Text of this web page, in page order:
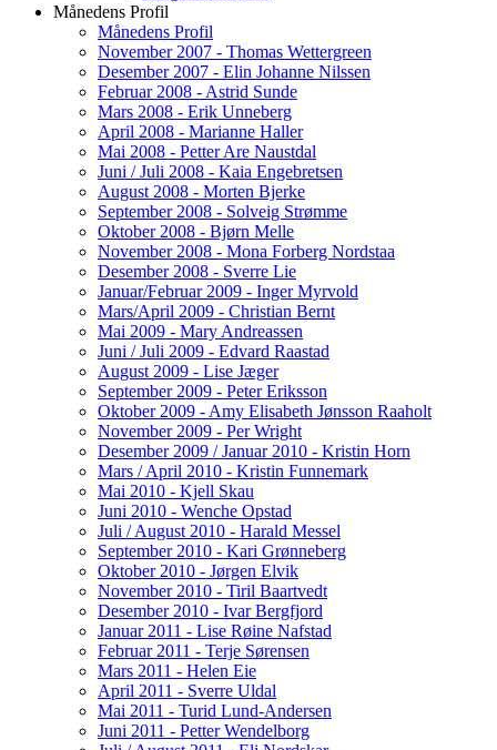
Månedens Profil
Månedens Profil
November 2007 - Thomas Wettergreen
Desember 2007 - Elin Johanne Nilssen
Februar 2008 - Astrid Sunde
Mars 2008 - Erik Unneberg
April 2008 - Marianne Haller
Mai 2008 - Petter Are Naustdal
Juni / Juli 2008 - Kaia Engebretsen
August 2008 - Morten Bjerke
September 2008 - Solveig Strømme
Oktober 2008 - Bjørn Melle
November 2008 - Mona Forberg Nordstaa
Desember 2008 - Sverre Lie
Januar/Februar 2009 - Inger Myrvold
Mars/April 2009 - Christian Bernt
Mai 2009 - Mary Andreassen
Juni / Juli 2009 - Edvard Raastad
August 2009 - Lise Jæger
September 2009 - Peter Eriksson
Oktober 2009 - Amy Elisabeth Jønsson Raaholt
November 2009 - Per Wright
Desember 2009 / Januar 2010 - Kristin Horn
Mars / April 2010 - Kristin Funnemark
Mai 2010 - Kjell Skau
Juni 2010 - Wenche Opstad
Juli / August 2010 - Harald Messel
September 2010 - Kari Grønneberg
Oktober 2010 - Jørgen Elvik
November 2010 - Tiril Baartvedt
Desember 2010 - Ivar Bergfjord
Januar 2011 - Lise Røine Nafstad
Februar 2011 - Terje Sørensen
Mars 2011 - Helen Eie
April 2011 - Sverre Uldal
Mai 2011 - Turid Lund-Andersen
Juni 2011 - Petter Wendelborg